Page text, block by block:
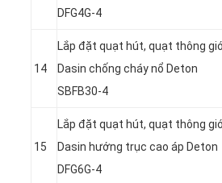
DFG4G-4
14
Lắp đặt quạt hút, quạt thông gió
Dasin chống cháy nổ Deton
SBFB30-4
15
Lắp đặt quạt hút, quạt thông gió
Dasin hướng trục cao áp Deton
DFG6G-4